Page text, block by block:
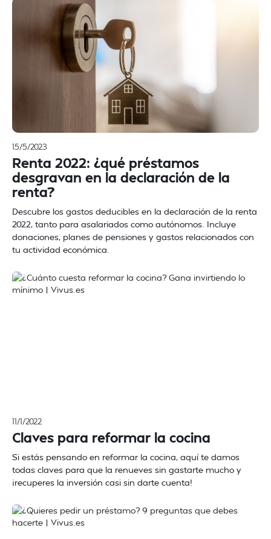
15/5/2023
Renta 2022: ¿qué préstamos
desgravan en la declaración de la
renta?
Descubre los gastos deducibles en la declaración de la renta
2022, tanto para asalariados como autónomos. Incluye
donaciones, planes de pensiones y gastos relacionados con
tu actividad económica.
11/1/2022
Claves para reformar la cocina
Si estás pensando en reformar la cocina, aquí te damos
todas claves para que la renueves sin gastarte mucho y
¡recuperes la inversión casi sin darte cuenta!